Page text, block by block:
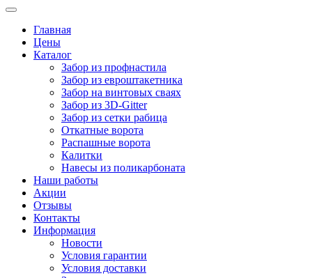
Главная
Цены
Каталог
Забор из профнастила
Забор из евроштакетника
Забор на винтовых сваях
Забор из 3D-Gitter
Забор из сетки рабица
Откатные ворота
Распашные ворота
Калитки
Навесы из поликарбоната
Наши работы
Акции
Отзывы
Контакты
Информация
Новости
Условия гарантии
Условия доставки